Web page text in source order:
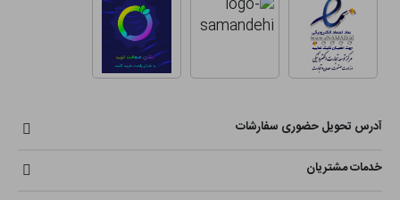
آدرس تحویل حضوری سفارشات
خدمات مشتریان